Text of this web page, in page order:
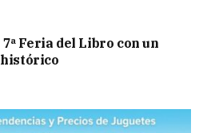
Feria del Libro con un